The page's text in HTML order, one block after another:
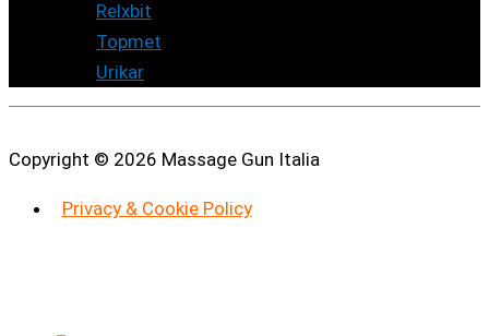
Relxbit
Topmet
Urikar
prodotti
Copyright © 2026 Massage Gun Italia
Privacy & Cookie Policy